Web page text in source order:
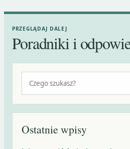
PRZEGLĄDAJ DALEJ
Poradniki i
Ostatnie wpisy